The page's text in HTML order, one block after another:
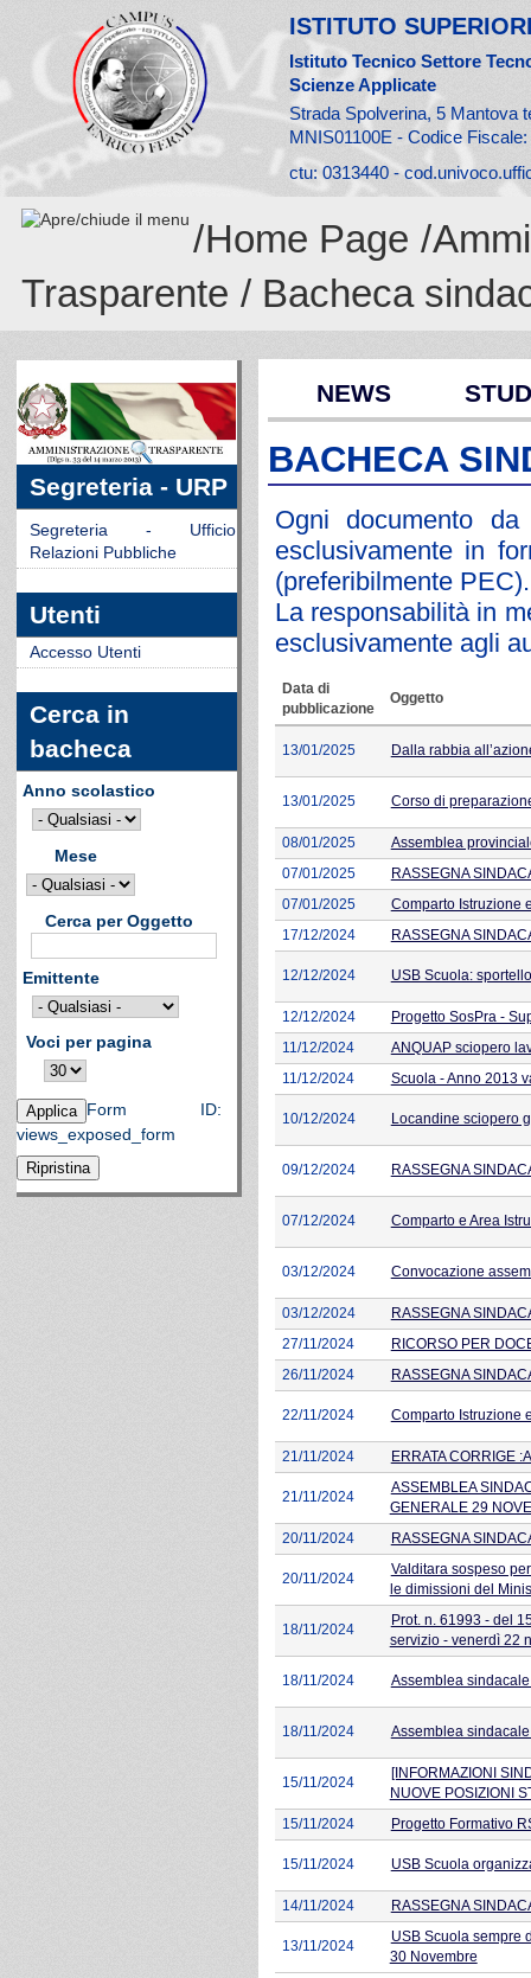
ISTITUTO
Istituto Tecnico Settore
Scienze Applicate
Strada Spolverina, 5 Mantova
MNIS01100E - Codice
ctu: 0313440 -
/Home Page /
Trasparente / Bacheca
Segreteria - URP
Segreteria - Ufficio
Relazioni Pubbliche
Utenti
Accesso Utenti
Cerca in
bacheca
Anno scolastico
Mese
Cerca per Oggetto
Emittente
Voci per pagina
Form ID:
views_exposed_form
NEWS
BACHECA
Ogni documento
esclusivamente in
(preferibilmente PEC).
La responsabilità in
esclusivamente agli
Data di
pubblicazione
Oggetto
13/01/2025 Dalla rabbia
13/01/2025 Corso di
08/01/2025
Assemblea
07/01/2025
RASSEGNA
07/01/2025
Comparto Istruzione
17/12/2024
RASSEGNA
12/12/2024 USB Scuola:
12/12/2024
Progetto SosPra -
11/12/2024
ANQUAP sciopero
11/12/2024
Scuola - Anno 2013
10/12/2024 Locandine sciopero
09/12/2024 RASSEGNA
07/12/2024 Comparto e Area
03/12/2024 Convocazione
03/12/2024
RASSEGNA
27/11/2024
RICORSO PER
26/11/2024
RASSEGNA
22/11/2024 Comparto Istruzione
21/11/2024 ERRATA CORRIGE
21/11/2024
ASSEMBLEA
GENERALE 29
20/11/2024
RASSEGNA
20/11/2024
Valditara sospeso
le dimissioni del
18/11/2024
Prot. n. 61993 - del
servizio - venerdì 22
18/11/2024 Assemblea
18/11/2024 Assemblea
15/11/2024
[INFORMAZIONI
NUOVE POSIZIONI
15/11/2024
Progetto Formativo
15/11/2024 USB Scuola
14/11/2024 RASSEGNA
13/11/2024
USB Scuola sempre
30 Novembre